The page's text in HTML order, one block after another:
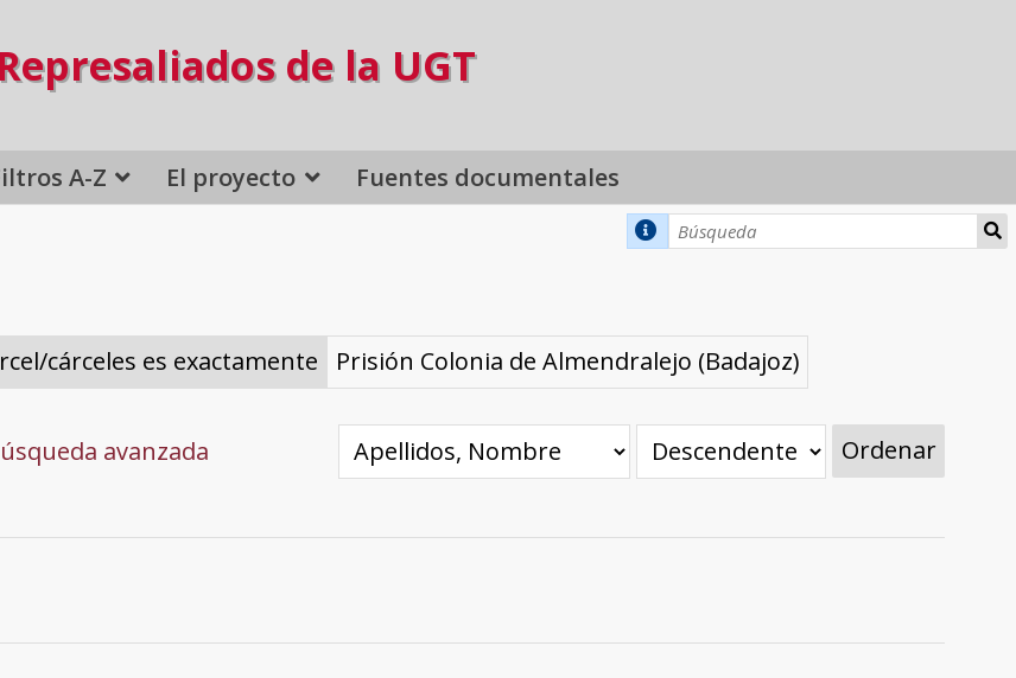
de la UGT
A-Z El proyecto Fuentes documentales
cárceles es exactamente Prisión Colonia de Almendralejo (Badajoz)
avanzada Ordenar